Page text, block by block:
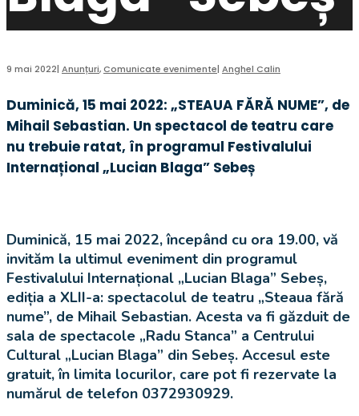
9 mai 2022| Anunțuri,Comunicate evenimente| Anghel Calin
Duminică, 15 mai 2022: „STEAUA FĂRĂ NUME”, de
Mihail Sebastian. Un spectacol de teatru care
nu trebuie ratat, în programul Festivalului
Internațional „Lucian Blaga” Sebeș
Duminică, 15 mai 2022, începând cu ora 19.00, vă
invităm la ultimul eveniment din programul
Festivalului Internațional „Lucian Blaga” Sebeș,
ediția a XLII-a: spectacolul de teatru „Steaua fără
nume”, de Mihail Sebastian. Acesta va fi găzduit de
sala de spectacole „Radu Stanca” a Centrului
Cultural „Lucian Blaga” din Sebeș. Accesul este
gratuit, în limita locurilor, care pot fi rezervate la
numărul de telefon 0372930929.